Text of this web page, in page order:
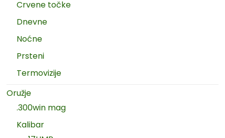
Crvene točke
Dnevne
Noćne
Prsteni
Termovizije
Oružje
.300win mag
Kalibar